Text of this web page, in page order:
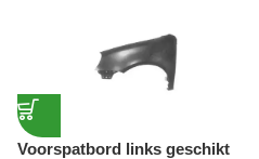
Voorspatbord links geschikt